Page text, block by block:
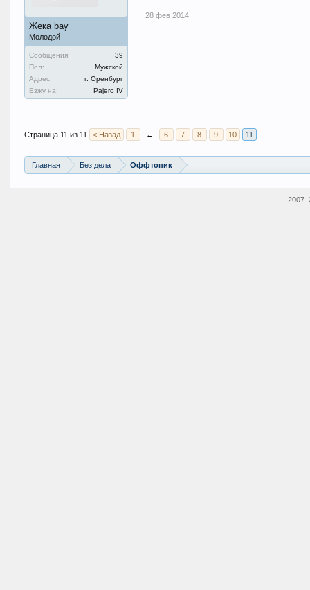
Жека bay
Молодой
Сообщения:
39
Пол:
Мужской
Адрес:
г. Оренбург
Езжу на:
Pajero IV
28 фев 2014
Страница 11 из 11 < Назад 1 ← 6 7 8 9 10 11
Главная Без дела Оффтопик
2007–